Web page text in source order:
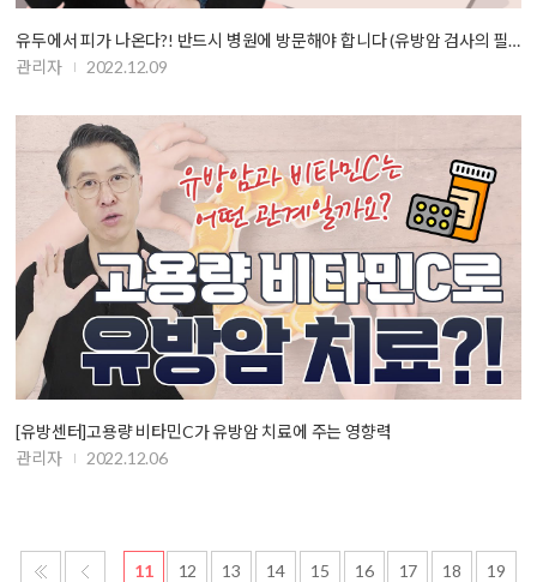
유두에서 피가 나온다?! 반드시 병원에 방문해야 합니다 (유방암 검사의 필요…
관리자
2022.12.09
[유방센터]고용량 비타민C가 유방암 치료에 주는 영향력
관리자
2022.12.06
11 12 13 14 15 16 17 18 19